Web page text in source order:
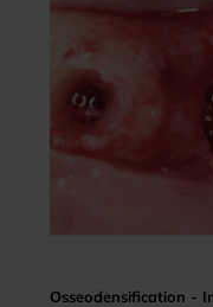
Osseodensification -